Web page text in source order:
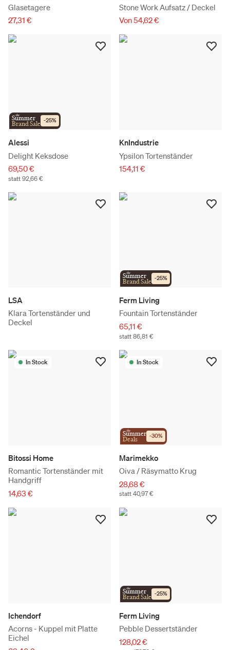
Glasetagere
27,31 €
Stone Work Aufsatz / Deckel
Von 54,62 €
the
Summer
Brand Sale -25%
Alessi
Delight Keksdose
69,50 €
statt 92,66 €
KnIndustrie
Ypsilon Tortenständer
154,11 €
LSA
Klara Tortenständer und
Deckel
the
Summer
Brand Sale -25%
Ferm Living
Fountain Tortenständer
65,11 €
statt 86,81 €
In Stock
Bitossi Home
Romantic Tortenständer mit
Handgriff
14,63 €
In Stock
the
Summer
Deals -30%
Marimekko
Oiva / Räsymatto Krug
28,68 €
statt 40,97 €
Ichendorf
Acorns - Kuppel mit Platte
Eichel
the
Summer
Brand Sale -25%
Ferm Living
Pebble Dessertständer
128,02 €